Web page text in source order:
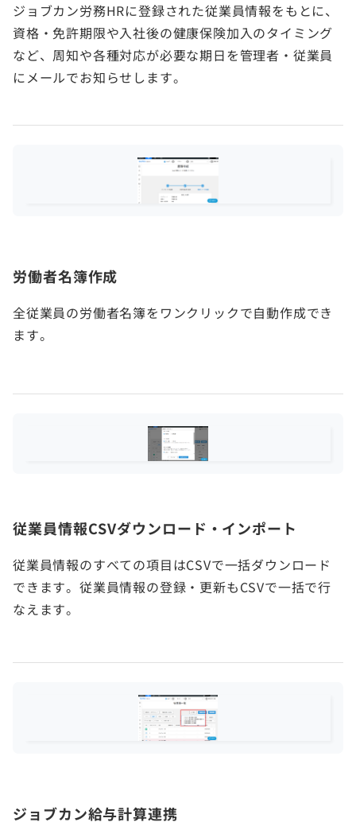
ジョブカン労務HRに登録された従業員情報をもとに、
資格・免許期限や入社後の健康保険加入のタイミング
など、周知や各種対応が必要な期日を管理者・従業員
にメールでお知らせします。
労働者名簿作成
全従業員の労働者名簿をワンクリックで自動作成でき
ます。
従業員情報CSVダウンロード・インポート
従業員情報のすべての項目はCSVで一括ダウンロード
できます。従業員情報の登録・更新もCSVで一括で行
なえます。
ジョブカン給与計算連携